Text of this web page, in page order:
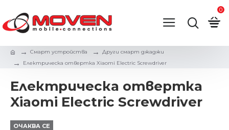
0
Смарт устройства
Други смарт джаджи
Електрическа отвертка Xiaomi Electric Screwdriver
Електрическа отвертка
Xiaomi Electric Screwdriver
ОЧАКВА СЕ